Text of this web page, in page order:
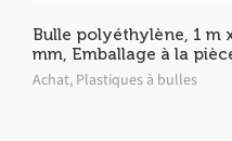
Bulle polyéthylène, 1 m
mm, Emballage à la
Achat, Plastiques à bulles